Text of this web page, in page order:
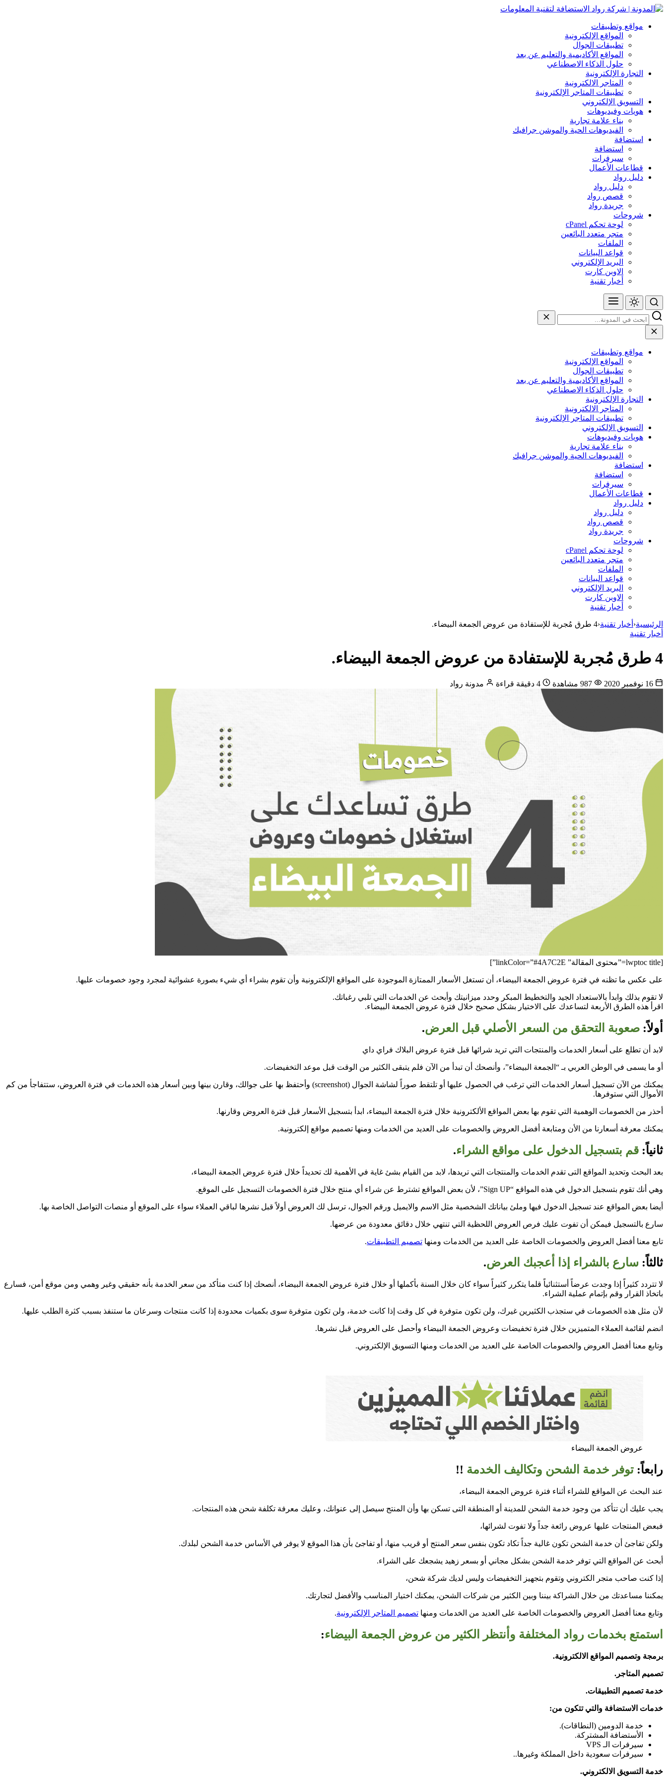
مواقع وتطبيقات
المواقع الإلكترونية
تطبيقات الجوال
المواقع الأكاديمية والتعليم عن بعد
حلول الذكاء الاصطناعي
التجارة الإلكترونية
المتاجر الالكترونية
تطبيقات المتاجر الإلكترونية
التسويق الإلكتروني
هويات وفيديوهات
بناء علامة تجارية
الفيديوهات الحية والموشن جرافيك
استضافة
استضافة
سيرفرات
قطاعات الأعمال
دليل رواد
دليل رواد
قصص رواد
جريدة رواد
شروحات
لوحة تحكم cPanel
متجر متعدد البائعين
الملفات
قواعد البيانات
البريد الإلكتروني
الاوبن كارت
أخبار تقنية
مواقع وتطبيقات
المواقع الإلكترونية
تطبيقات الجوال
المواقع الأكاديمية والتعليم عن بعد
حلول الذكاء الاصطناعي
التجارة الإلكترونية
المتاجر الالكترونية
تطبيقات المتاجر الإلكترونية
التسويق الإلكتروني
هويات وفيديوهات
بناء علامة تجارية
الفيديوهات الحية والموشن جرافيك
استضافة
استضافة
سيرفرات
قطاعات الأعمال
دليل رواد
دليل رواد
قصص رواد
جريدة رواد
شروحات
لوحة تحكم cPanel
متجر متعدد البائعين
الملفات
قواعد البيانات
البريد الإلكتروني
الاوبن كارت
أخبار تقنية
الرئيسية‹ أخبار تقنية‹4 طرق مُجربة للإستفادة من عروض الجمعة البيضاء.
أخبار تقنية
4 طرق مُجربة للإستفادة من عروض الجمعة البيضاء.
مدونة رواد
[lwptoc title=”محتوى المقالة” linkColor=”#4A7C2E”]
على عكس ما تظنه في فترة عروض الجمعة البيضاء، أن تستغل الأسعار الممتازة الموجودة على المواقع الإلكترونية وأن تقوم بشراء أي شيء بصورة عشوائية لمجرد وجود خصومات عليها.
لا تقوم بذلك وابدأ بالاستعداد الجيد والتخطيط المبكر وحدد ميزانيتك وأبحث عن الخدمات التي تلبي رغباتك.
اقرأ هذه الطرق الأربعة لتساعدك على الاختيار بشكل صحيح خلال فترة عروض الجمعة البيضاء.
أولاً: صعوبة التحقق من السعر الأصلي قبل العرض.
لابد أن تطلع على أسعار الخدمات والمنتجات التي تريد شرائها قبل فترة عروض البلاك فراي داي
أو ما يسمى في الوطن العربي بـ “الجمعة البيضاء”، وأنصحك أن تبدأ من الآن فلم يتبقى الكثير من الوقت قبل موعد التخفيضات.
يمكنك من الآن تسجيل أسعار الخدمات التي ترغب في الحصول عليها أو تلتقط صوراً لشاشة الجوال (screenshot) وأحتفظ بها على جوالك، وقارن بينها وبين أسعار هذه الخدمات في فترة العروض، ستتفاجأ من كم
الأموال التي ستوفرها.
أحذر من الخصومات الوهمية التي تقوم بها بعض المواقع الألكترونية خلال فترة الجمعة البيضاء، ابدأ بتسجيل الأسعار قبل فترة العروض وقارنها.
يمكنك معرفة أسعارنا من الأن ومتابعة أفضل العروض والخصومات على العديد من الخدمات ومنها تصميم مواقع إلكترونية.
ثانياً: قم بتسجيل الدخول على مواقع الشراء.
بعد البحث وتحديد المواقع التى تقدم الخدمات والمنتجات التي تريدها، لابد من القيام بشئ غاية في الأهمية لك تحديداً خلال فترة عروض الجمعة البيضاء،
وهي أنك تقوم بتسجيل الدخول في هذه المواقع “Sign UP”، لأن بعض المواقع تشترط عن شراء أي منتج خلال فترة الخصومات التسجيل على الموقع.
أيضا بعض المواقع عند تسجيل الدخول فيها وملئ بياناتك الشخصية مثل الاسم والايميل ورقم الجوال، ترسل لك العروض أولاً قبل نشرها لباقي العملاء سواء على الموقع أو منصات التواصل الخاصة بها.
سارع بالتسجيل فيمكن أن تفوت عليك فرص العروض اللحظية التي تنتهي خلال دقائق معدودة من عرضها.
تابع معنا أفضل العروض والخصومات الخاصة على العديد من الخدمات ومنها تصميم التطبيقات.
ثالثاً: سارع بالشراء إذا أعجبك العرض.
لا تتردد كثيراً إذا وجدت عرضاً أستثنائياً قلما يتكرر كثيراً سواء كان خلال السنة بأكملها أو خلال فترة عروض الجمعة البيضاء، أنصحك إذا كنت متأكد من سعر الخدمة بأنه حقيقي وغير وهمي ومن موقع أمن، فسارع
باتخاذ القرار وقم بإتمام عملية الشراء.
لأن مثل هذه الخصومات في ستجذب الكثيرين غيرك، ولن تكون متوفرة في كل وقت إذا كانت خدمة، ولن تكون متوفرة سوى بكميات محدودة إذا كانت منتجات وسرعان ما ستنفذ بسبب كثرة الطلب عليها.
انضم لقائمة العملاء المتميزين خلال فترة تخفيضات وعروض الجمعة البيضاء وأحصل على العروض قبل نشرها.
وتابع معنا أفضل العروض والخصومات الخاصة على العديد من الخدمات ومنها التسويق الإلكتروني.
عروض الجمعة البيضاء
رابعاً: توفر خدمة الشحن وتكاليف الخدمة !!
عند البحث عن المواقع للشراء أثناء فترة عروض الجمعة البيضاء،
يجب عليك أن تتأكد من وجود خدمة الشحن للمدينة أو المنطقة التى تسكن بها وأن المنتج سيصل إلى عنوانك، وعليك معرفة تكلفة شحن هذه المنتجات.
فبعض المنتجات عليها عروض رائعة جداً ولا تفوت لشرائها،
ولكن تفاجئ أن خدمة الشحن تكون غالية جداً تكاد تكون بنفس سعر المنتج أو قريب منها، أو تفاجئ بأن هذا الموقع لا يوفر في الأساس خدمة الشحن لبلدك.
أبحث عن المواقع التي توفر خدمة الشحن بشكل مجاني أو بسعر زهيد يشجعك على الشراء.
إذا كنت صاحب متجر الكتروني وتقوم بتجهيز التخفيضات وليس لديك شركة شحن،
يمكننا مساعدتك من خلال الشراكة بيننا وبين الكثير من شركات الشحن، يمكنك اختيار المناسب والأفضل لتجارتك.
وتابع معنا أفضل العروض والخصومات الخاصة على العديد من الخدمات ومنها تصميم المتاجر الإلكترونية.
استمتع بخدمات رواد المختلفة وأنتظر الكثير من عروض الجمعة البيضاء:
برمجة وتصميم المواقع الالكترونية.
تصميم المتاجر.
خدمة تصميم التطبيقات.
خدمات الاستضافة والتي تتكون من:
خدمة الدومين (النطاقات).
الأستضافة المشتركة.
سيرفرات الـ VPS
سيرفرات سعودية داخل المملكة وغيرها..
خدمة التسويق الالكتروني.